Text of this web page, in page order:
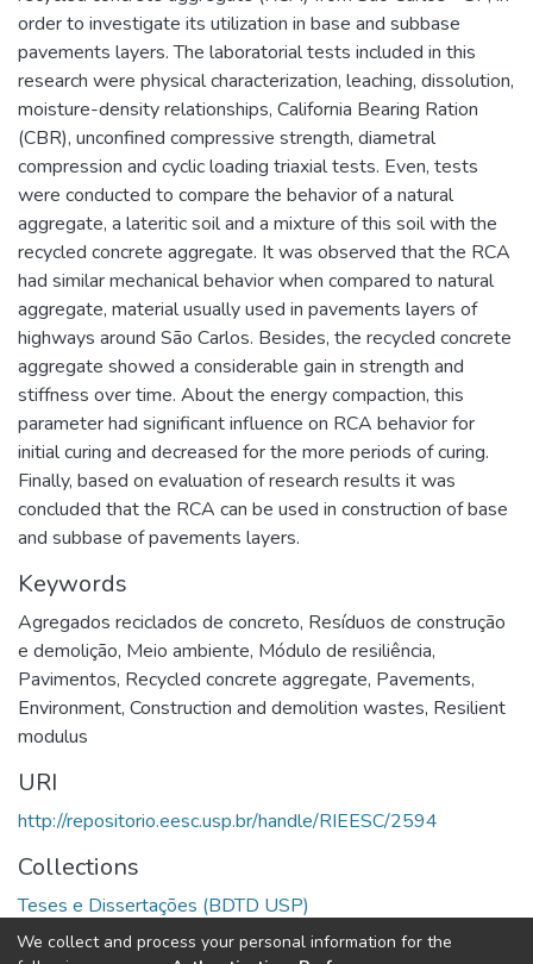
order to investigate its utilization in base and subbase
pavements layers. The laboratorial tests included in this
research were physical characterization, leaching, dissolution,
moisture-density relationships, California Bearing Ration
(CBR), unconfined compressive strength, diametral
compression and cyclic loading triaxial tests. Even, tests
were conducted to compare the behavior of a natural
aggregate, a lateritic soil and a mixture of this soil with the
recycled concrete aggregate. It was observed that the RCA
had similar mechanical behavior when compared to natural
aggregate, material usually used in pavements layers of
highways around São Carlos. Besides, the recycled concrete
aggregate showed a considerable gain in strength and
stiffness over time. About the energy compaction, this
parameter had significant influence on RCA behavior for
initial curing and decreased for the more periods of curing.
Finally, based on evaluation of research results it was
concluded that the RCA can be used in construction of base
and subbase of pavements layers.
Keywords
Agregados reciclados de concreto, Resíduos de construção
e demolição, Meio ambiente, Módulo de resiliência,
Pavimentos, Recycled concrete aggregate, Pavements,
Environment, Construction and demolition wastes, Resilient
modulus
URI
http://repositorio.eesc.usp.br/handle/RIEESC/2594
Collections
Teses e Dissertações (BDTD USP)
We collect and process your personal information for the